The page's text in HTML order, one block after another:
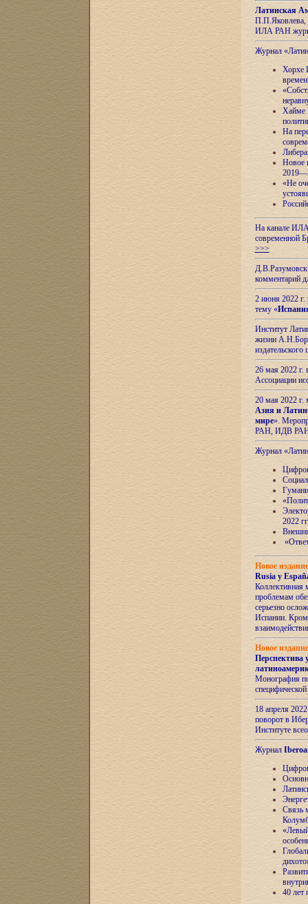
Латинская
П.П.Яковлева,
ИЛА РАН
Журнал
Хорхе
Хайме
На
Новое
«Не
На канале ИЛА
современной
>>>
комментарий
2 июня 2022 г.
тему «
Институт
жизни
26 мая 2022
Ассоциации
20 мая 2022
Азия и
мире».
РАН, ИДВ
Журнал
2022
Новое
Rusia y
Коллективная
проблемам
серьезно
Испании.
Новое
Перспектива
Монография
18 апреля
поворот в
Институте
Журнал
Связь
40 лет